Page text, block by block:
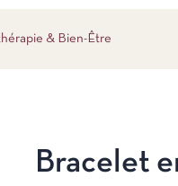
& Bien-Être
Bracelet